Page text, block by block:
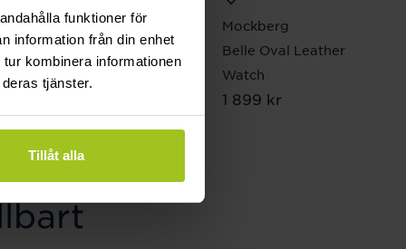
funktioner för
information från din enhet
kombinera informationen
tjänster.
Tillåt alla
Mockberg
Ellie Gold Necklace
Pris: 799 kr
799 kr
Mockberg
Belle Oval Leather
Watch
Pris:1 899 kr
1 899 kr